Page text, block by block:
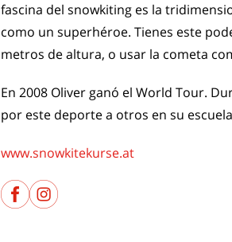
fascina del snowkiting es la
como un superhéroe. Tienes este
metros de altura, o usar la cometa
En 2008 Oliver ganó el World Tour.
por este deporte a otros en su
www.snowkitekurse.at